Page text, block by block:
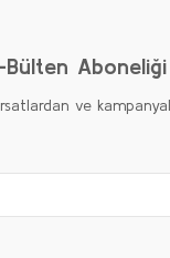
Bülten Aboneliği
ve